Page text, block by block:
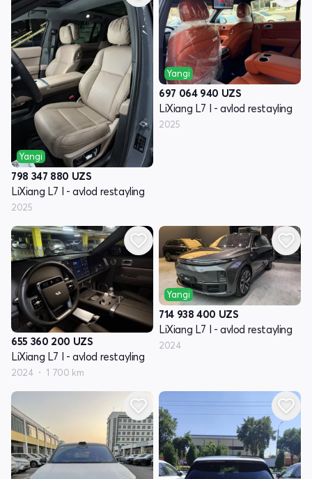
Yangi
798 347 880 UZS
LiXiang L7 I - avlod restayling
2025
Yangi
697 064 940 UZS
LiXiang L7 I - avlod restayling
2025
655 360 200 UZS
LiXiang L7 I - avlod restayling
2024 1 700 km
Yangi
714 938 400 UZS
LiXiang L7 I - avlod restayling
2024